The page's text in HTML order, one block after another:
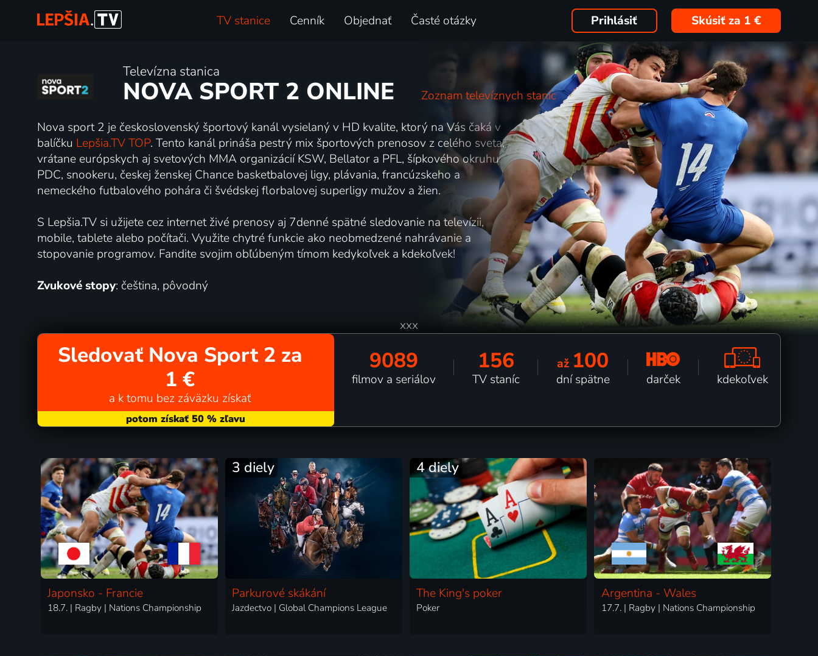
TV stanice Cenník Objednať Časté otázky Prihlásiť Skúsiť za 1 €
Televízna stanica
NOVA SPORT 2 ONLINE
Zoznam televíznych staníc
Nova sport 2 je československý športový kanál vysielaný v HD kvalite, ktorý na Vás čaká v
balíčku Lepšia.TV TOP. Tento kanál prináša pestrý mix športových prenosov z celého sveta,
vrátane európskych aj svetových MMA organizácií KSW, Bellator a PFL, šípkového okruhu
PDC, snookeru, českej ženskej Chance basketbalovej ligy, plávania, francúzskeho a
nemeckého futbalového pohára či švédskej florbalovej superligy mužov a žien.
S Lepšia.TV si užijete cez internet živé prenosy aj 7denné spätné sledovanie na televízii,
mobile, tablete alebo počítači. Využite chytré funkcie ako neobmedzené nahrávanie a
stopovanie programov. Fandite svojim obľúbeným tímom kedykoľvek a kdekoľvek!
Zvukové stopy: čeština, pôvodný
xxx
Sledovať Nova Sport 2 za
1 €
a k tomu bez záväzku získať
9089
filmov a seriálov
156
TV staníc
až 100
dní spätne darček kdekoľvek
Japonsko - Francie
18.7. | Ragby | Nations Championship
3 diely
Parkurové skákání
Jazdectvo | Global Champions League
4 diely
The King's poker
Poker
Argentina - Wales
17.7. | Ragby | Nations Championship